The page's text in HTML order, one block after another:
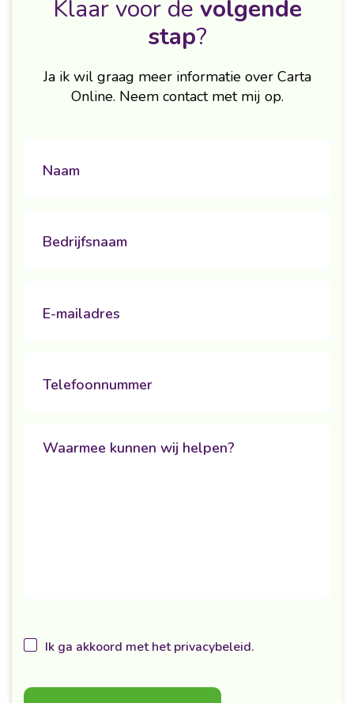
Klaar voor de volgende
stap?
Ja ik wil graag meer informatie over Carta
Online. Neem contact met mij op.
Naam
Bedrijfsnaam
E-mailadres
Telefoonnummer
Ik ga akkoord met het privacybeleid.